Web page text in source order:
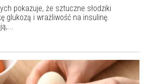
pokazuje, że sztuczne słodziki
glukozą i wrażliwość na insulinę.